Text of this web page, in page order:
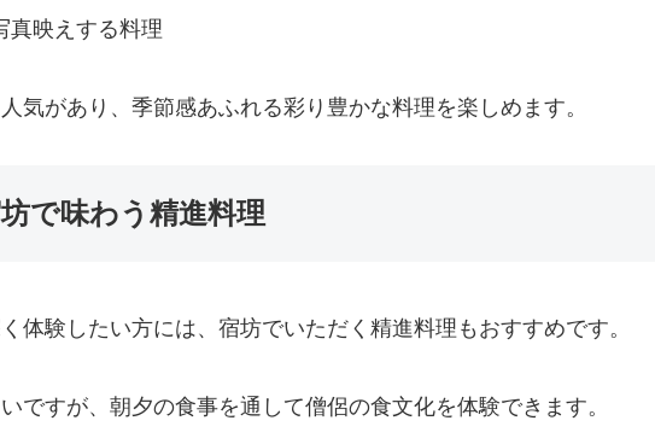
真映えする料理
気があり、季節感あふれる彩り豊かな料理を楽しめます。
で味わう精進料理
体験したい方には、宿坊でいただく精進料理もおすすめです。
ですが、朝夕の食事を通して僧侶の食文化を体験できます。